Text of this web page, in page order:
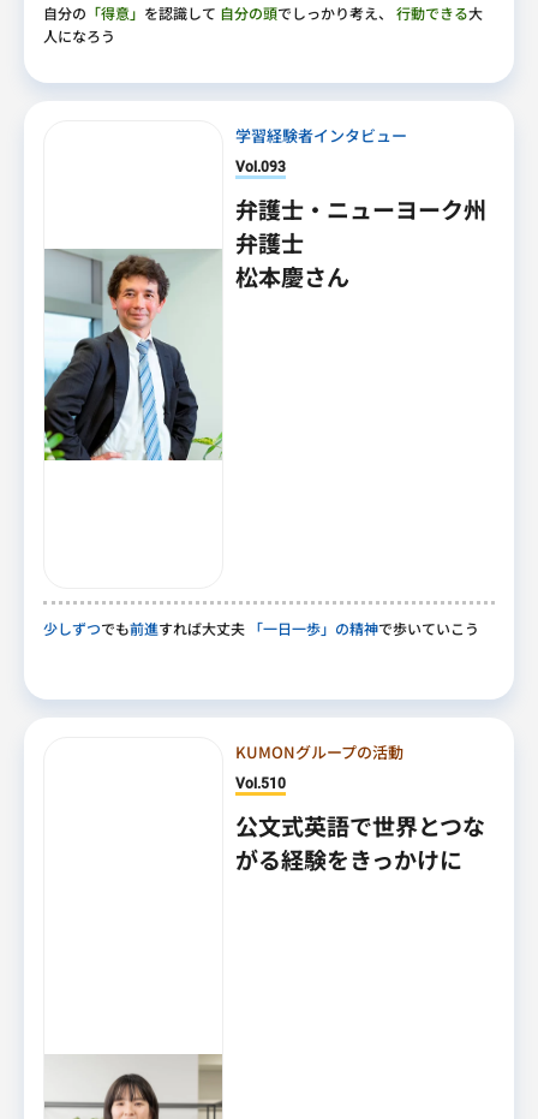
自分の 「得意」 を認識して 自分の頭でしっかり考え、 行動できる大
人になろう
学習経験者インタビュー
Vol.093
弁護士・ニューヨーク州
弁護士
松本慶さん
少しずつでも前進すれば大丈夫 「一日一歩」の精神で歩いていこう
KUMONグループの活動
Vol.510
公文式英語で世界とつな
がる経験をきっかけに